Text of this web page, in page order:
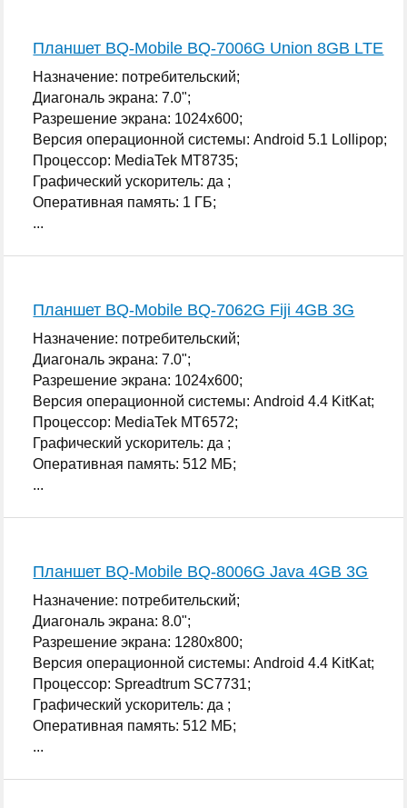
Планшет BQ-Mobile BQ-7006G Union 8GB LTE
Назначение: потребительский;
Диагональ экрана: 7.0";
Разрешение экрана: 1024x600;
Версия операционной системы: Android 5.1 Lollipop;
Процессор: MediaTek MT8735;
Графический ускоритель: да ;
Оперативная память: 1 ГБ;
...
Планшет BQ-Mobile BQ-7062G Fiji 4GB 3G
Назначение: потребительский;
Диагональ экрана: 7.0";
Разрешение экрана: 1024x600;
Версия операционной системы: Android 4.4 KitKat;
Процессор: MediaTek MT6572;
Графический ускоритель: да ;
Оперативная память: 512 МБ;
...
Планшет BQ-Mobile BQ-8006G Java 4GB 3G
Назначение: потребительский;
Диагональ экрана: 8.0";
Разрешение экрана: 1280x800;
Версия операционной системы: Android 4.4 KitKat;
Процессор: Spreadtrum SC7731;
Графический ускоритель: да ;
Оперативная память: 512 МБ;
...